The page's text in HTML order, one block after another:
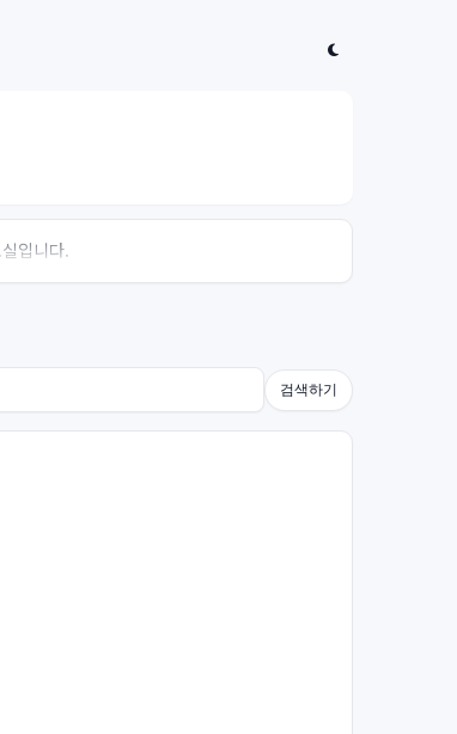
입니다.
검색하기